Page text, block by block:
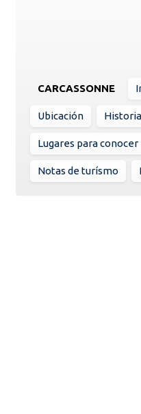
CARCASSONNE
Ubicación Historia
Lugares para conocer
Notas de turísmo